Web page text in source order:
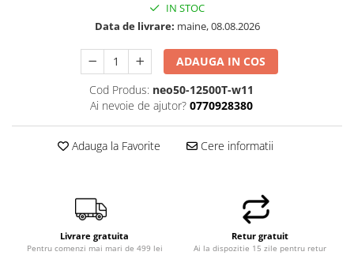
Hard Disk-uri Desktop
Coolere
Surse PC
Ventilatoare carcasa
Componente Renew/Refurbished
Placi de baza REFURBISHED
IN STOC
Data de livrare: maine, 08.08.2026
ADAUGA IN COS
Cod Produs: neo50-12500T-w11
Ai nevoie de ajutor? 0770928380
Adauga la Favorite Cere informatii
Livrare gratuita
Pentru comenzi mai mari de 499 lei
Retur gratuit
Ai la dispozitie 15 zile pentru retur